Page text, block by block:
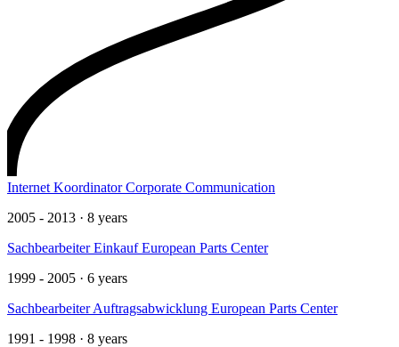
Internet Koordinator Corporate Communication
2005 - 2013 · 8 years
Sachbearbeiter Einkauf European Parts Center
1999 - 2005 · 6 years
Sachbearbeiter Auftragsabwicklung European Parts Center
1991 - 1998 · 8 years